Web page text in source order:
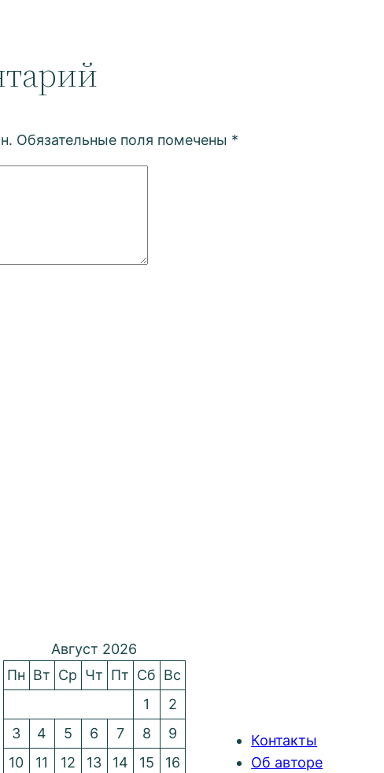
Обязательные поля помечены *
Август 2026
Пн Вт Ср Чт Пт Сб Вс
1
2
3
4 5 6 7 8
9
10
11 12 13 14 15 16
Контакты
Об авторе